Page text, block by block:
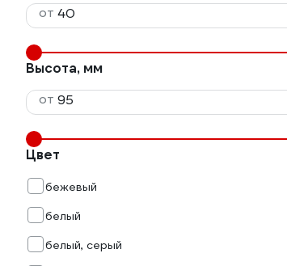
от
Высота, мм
от
Цвет
бежевый
белый
белый, серый